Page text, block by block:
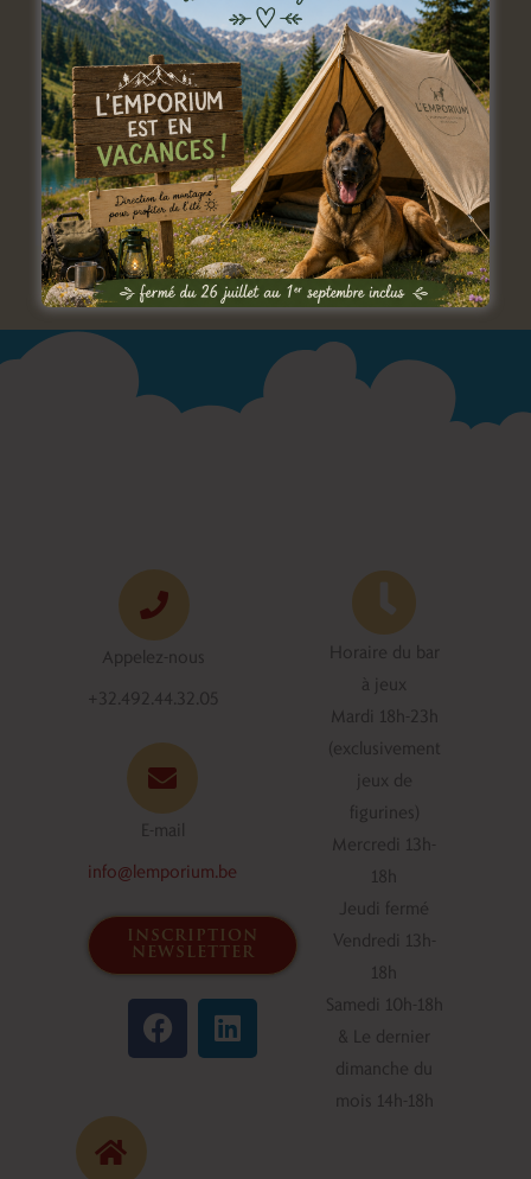
Appelez-nous
+32.492.44.32.05
E-mail
info@lemporium.be
inscription
newsletter
F
a
c
L
i
n
Horaire du bar
à jeux
Mardi 18h-23h
(exclusivement
jeux de
figurines)
Mercredi 13h-
18h
Jeudi fermé
Vendredi 13h-
18h
Samedi 10h-18h
& Le dernier
dimanche du
mois 14h-18h